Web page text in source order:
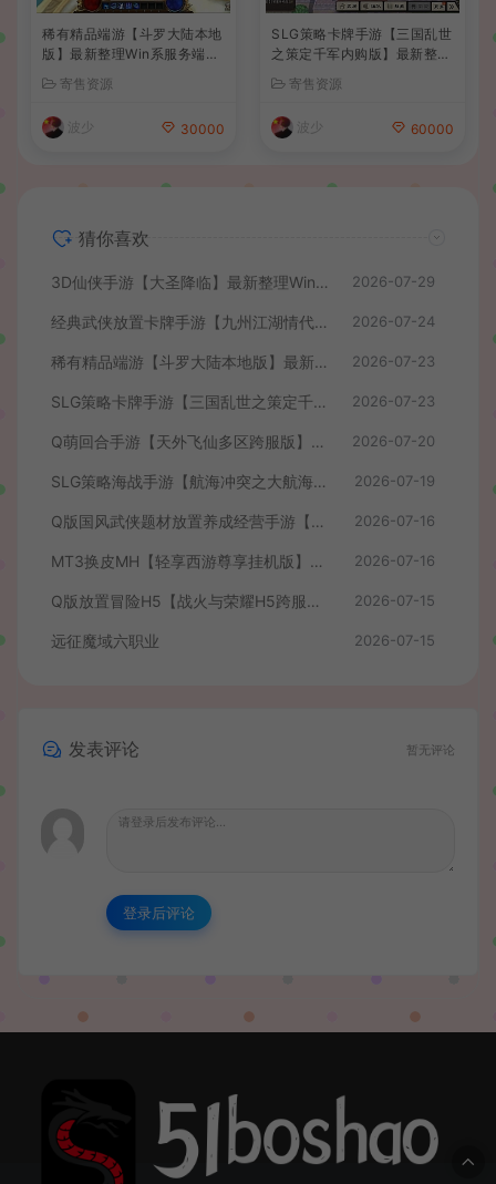
稀有精品端游【斗罗大陆本地
版】最新整理Win系服务端+P
C客户端+网页注册+CDK授
权后台+管理后台+详细搭建
教程
寄售资源
波少 30000
SLG策略卡牌手游【三国乱世
之策定千军内购版】最新整理
单机一键即玩镜像端+Linux
手工服务端+安卓+CDK授权
后台+详细搭建教程+前后端
全套源码
寄售资源
波少 60000
猜你喜欢
3D仙侠手游【大圣降临】最新整理Win系服务端+安卓+CDK授权后台+详细搭建教程+前后端全套源码 2026-07-29
经典武侠放置卡牌手游【九州江湖情代金券内购版】最新整理单机一键即玩镜像端+Linux手工服务端+安卓苹果双端+CDK授权后台+详细搭建教程 2026-07-24
稀有精品端游【斗罗大陆本地版】最新整理Win系服务端+PC客户端+网页注册+CDK授权后台+管理后台+详细搭建教程 2026-07-23
SLG策略卡牌手游【三国乱世之策定千军内购版】最新整理单机一键即玩镜像端+Linux手工服务端+安卓+CDK授权后台+详细搭建教程+前后端全套源码 2026-07-23
Q萌回合手游【天外飞仙多区跨服版】最新整理单机一键即玩镜像端+Linux手工服务端+安卓+CDK授权后台+详细搭建教程 2026-07-20
SLG策略海战手游【航海冲突之大航海大战】最新整理Win系半手工服务端+安卓+CDK授权后台+详细搭建教程+前后端全套修复源码 2026-07-19
Q版国风武侠题材放置养成经营手游【我要当掌门】最新整理单机一键即玩镜像端+Linux手工服务端+安卓苹果H5三端+CDK授权后台+全套源码+详细搭建教程 2026-07-16
MT3换皮MH【轻享西游尊享挂机版】最新整理单机一键即玩镜像端+Linux手工服务端+安卓苹果双端+GM后台+全套源码+详细搭建教程 2026-07-16
Q版放置冒险H5【战火与荣耀H5跨服版】最新整理单机一键即玩镜像端+Linux手工服务端+简易安卓+CDK授权后台+详细搭建教程 2026-07-15
远征魔域六职业 2026-07-15
发表评论 暂无评论
登录后评论